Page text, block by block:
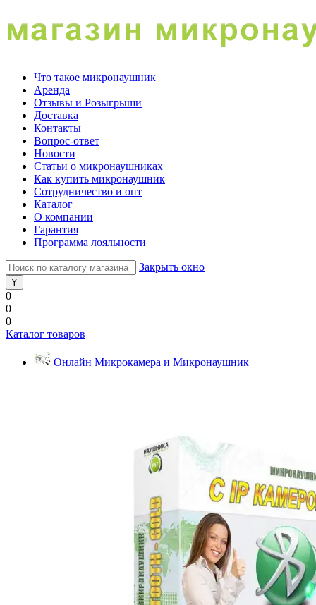
Что такое микронаушник
Аренда
Отзывы и Розыгрыши
Доставка
Контакты
Вопрос-ответ
Новости
Статьи о микронаушниках
Как купить микронаушник
Сотрудничество и опт
Каталог
О компании
Гарантия
Программа лояльности
Закрыть окно
0
0
0
Каталог товаров
Онлайн Микрокамера и Микронаушник